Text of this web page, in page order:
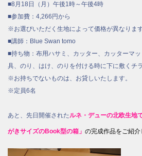
■8月18日（月）午後1時～午後4時
■参加費：4,266円から
※お選びいただく生地によって価格が異なります
■講師：Blue Swan tomo
■持ち物：布用ハサミ、カッター、カッターマ
具、のり、はけ、のりを付ける時に下に敷くチ
※お持ちでないものは、お貸しいたします。
※定員6名
あと、先日開催されたルネ・デューの北欧生地
がきサイズのBook型の箱」 の完成作品をご紹介